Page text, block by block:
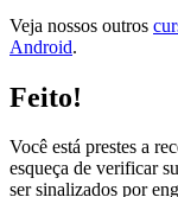
Veja nossos outros
Android.
Feito!
Você está prestes a
esqueça de verificar
ser sinalizados por